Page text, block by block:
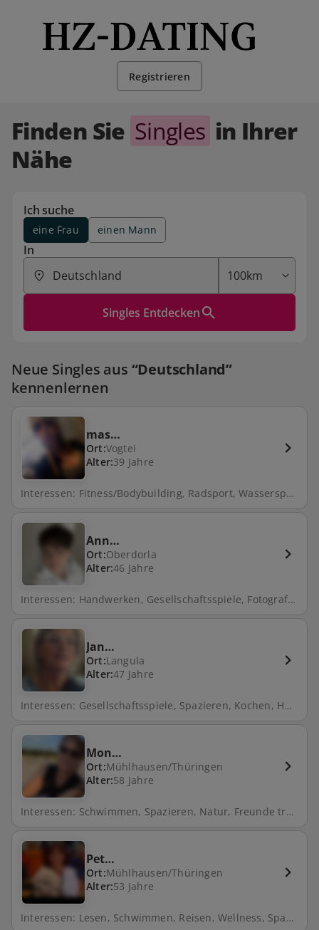
Registrieren
Finden Sie Singles in Ihrer
Nähe
Ich suche
eine Frau einen Mann
In
Singles Entdecken
Neue Singles aus “Deutschland”
kennenlernen
mas…
Ort:Vogtei
Alter:39 Jahre
Interessen: Fitness/Bodybuilding, Radsport, Wassersport, Shopping, Internet, Musikmachen, Malen/Zeichnen, Handwerken, Gesellschaftsspiele, Fotografieren, Lesen, Motorrad, Golf, Schwimmen, Reisen, Mountainbike, Radfahren, Musik, Walken, Wellness, Reiten, Fußball, Spazieren, Segeln, Laufen, Natur, Kochen, Tanzen, Camping, Zocken, Fahrrad fahren, Fitness, Tischtennis, Joggen, Angeln, Gartenarbeit, Klettern, Skifahren, Tauchen, Theater, Filme schauen, Backen
Ann…
Ort:Oberdorla
Alter:46 Jahre
Interessen: Handwerken, Gesellschaftsspiele, Fotografieren, Reisen, Radfahren, Spazieren, Natur, Freunde treffen, Fahrrad fahren
Jan…
Ort:Langula
Alter:47 Jahre
Interessen: Gesellschaftsspiele, Spazieren, Kochen, Hund
Mon…
Ort:Mühlhausen/Thüringen
Alter:58 Jahre
Interessen: Schwimmen, Spazieren, Natur, Freunde treffen, Gartenarbeit
Pet…
Ort:Mühlhausen/Thüringen
Alter:53 Jahre
Interessen: Lesen, Schwimmen, Reisen, Wellness, Spazieren, Natur, Kochen, Hund, Fahrrad fahren, Kino, Filme schauen, Backen